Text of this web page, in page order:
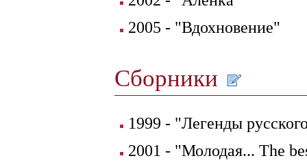
2005 - "Вдохновение"
Сборники
1999 - "Легенды
2001 - "Молодая... Тhe